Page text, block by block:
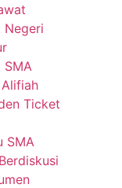
Negeri
SMA
Ticket
SMA